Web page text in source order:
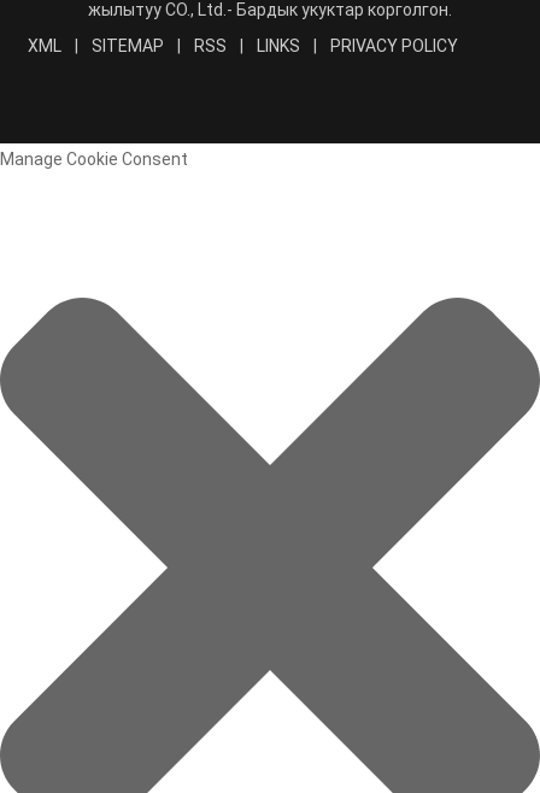
жылытуу CO., Ltd.- Бардык укуктар корголгон.
XML
SITEMAP RSS LINKS PRIVACY POLICY
Manage Cookie Consent